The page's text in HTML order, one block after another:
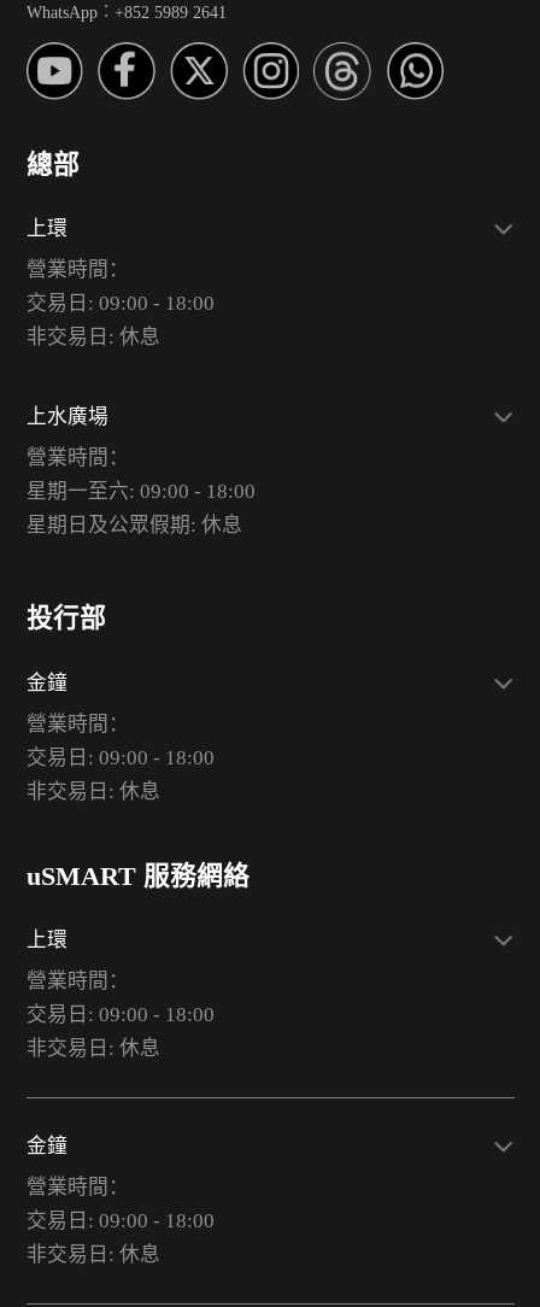
WhatsApp︰+852 5989 2641
總部
上環
營業時間：
交易日: 09:00 - 18:00
非交易日: 休息
上水廣場
營業時間：
星期一至六: 09:00 - 18:00
星期日及公眾假期: 休息
投行部
金鐘
營業時間：
交易日: 09:00 - 18:00
非交易日: 休息
uSMART 服務網絡
上環
營業時間：
交易日: 09:00 - 18:00
非交易日: 休息
金鐘
營業時間：
交易日: 09:00 - 18:00
非交易日: 休息